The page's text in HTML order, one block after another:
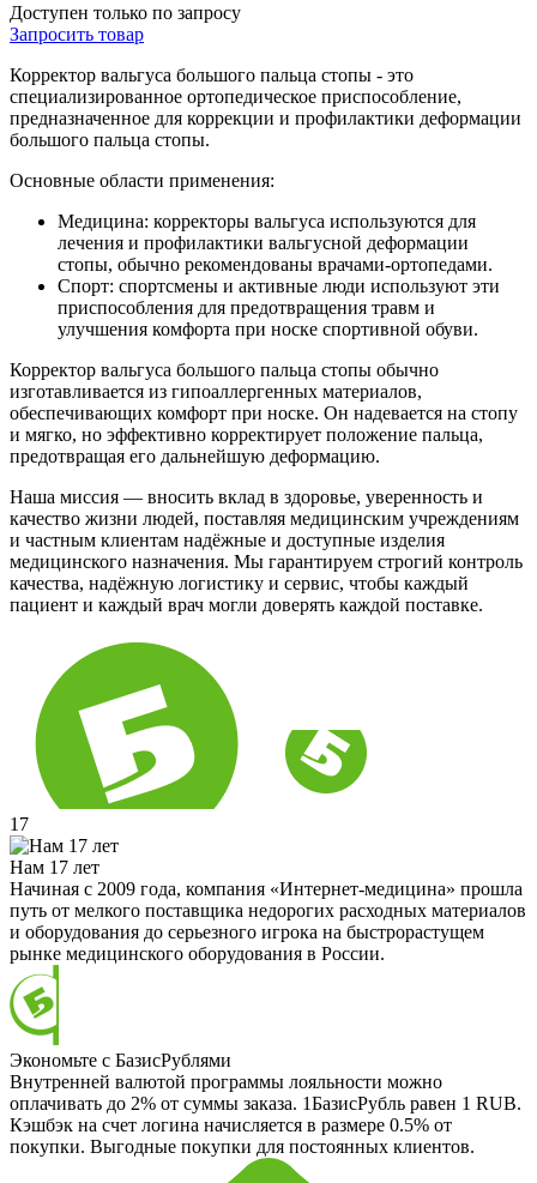
Доступен только по запросу
Запросить товар
Корректор вальгуса большого пальца стопы - это
специализированное ортопедическое приспособление,
предназначенное для коррекции и профилактики деформации
большого пальца стопы.
Основные области применения:
Медицина: корректоры вальгуса используются для
лечения и профилактики вальгусной деформации
стопы, обычно рекомендованы врачами-ортопедами.
Спорт: спортсмены и активные люди используют эти
приспособления для предотвращения травм и
улучшения комфорта при носке спортивной обуви.
Корректор вальгуса большого пальца стопы обычно
изготавливается из гипоаллергенных материалов,
обеспечивающих комфорт при носке. Он надевается на стопу
и мягко, но эффективно корректирует положение пальца,
предотвращая его дальнейшую деформацию.
Наша миссия — вносить вклад в здоровье, уверенность и
качество жизни людей, поставляя медицинским учреждениям
и частным клиентам надёжные и доступные изделия
медицинского назначения. Мы гарантируем строгий контроль
качества, надёжную логистику и сервис, чтобы каждый
пациент и каждый врач могли доверять каждой поставке.
17
Нам 17 лет
Начиная с 2009 года, компания «Интернет-медицина» прошла
путь от мелкого поставщика недорогих расходных материалов
и оборудования до серьезного игрока на быстрорастущем
рынке медицинского оборудования в России.
Экономьте с БазисРублями
Внутренней валютой программы лояльности можно
оплачивать до 2% от суммы заказа. 1БазисРубль равен 1 RUB.
Кэшбэк на счет логина начисляется в размере 0.5% от
покупки. Выгодные покупки для постоянных клиентов.